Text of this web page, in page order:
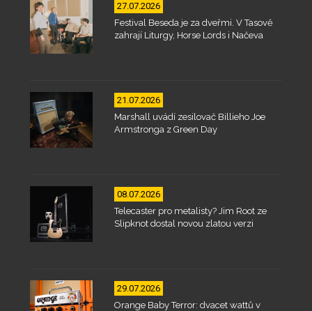
27.07.2026
Festival Beseda je za dveřmi. V Tasově
zahrají Liturgy, Horse Lords i Načeva
21.07.2026
Marshall uvádí zesilovač Billieho Joe
Armstronga z Green Day
08.07.2026
Telecaster pro metalisty? Jim Root ze
Slipknot dostal novou zlatou verzi
29.07.2026
Orange Baby Terror: dvacet wattů v